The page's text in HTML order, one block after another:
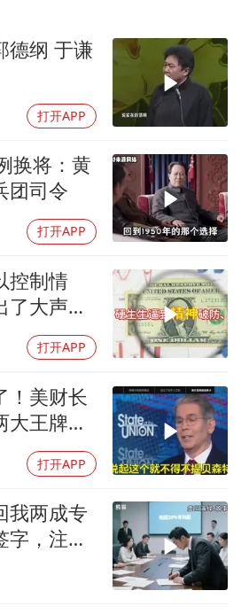
村民谈“梅姨”：叫的其实是“媒姨”
中国养老床位“三连降”
哪吒汽车南宁工厂设备降价20%拍卖
德纲 于谦
打开APP
换将：黄
团司令
打开APP
控制情
了大声咒
打开APP
！美财长
大王牌，
打开APP
我两成专
字，注销